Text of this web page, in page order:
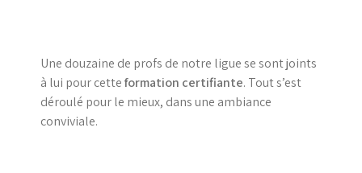
Une douzaine de profs de notre ligue se sont joints
à lui pour cetteformation certifiante. Tout s’est
déroulé pour le mieux, dans une ambiance
conviviale.